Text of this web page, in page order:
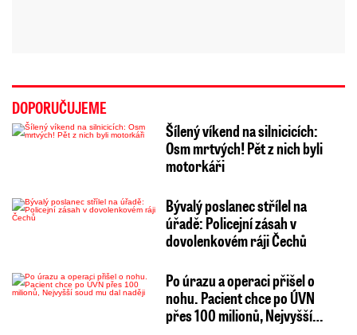
DOPORUČUJEME
Šílený víkend na silnicicích:
Osm mrtvých! Pět z nich byli
motorkáři
Bývalý poslanec střílel na
úřadě: Policejní zásah v
dovolenkovém ráji Čechů
Po úrazu a operaci přišel o
nohu. Pacient chce po ÚVN
přes 100 milionů, Nejvyšší…